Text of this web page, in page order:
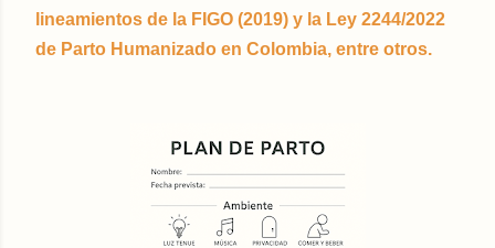
lineamientos de la FIGO (2019) y la Ley 2244/2022
de Parto Humanizado en Colombia, entre otros.